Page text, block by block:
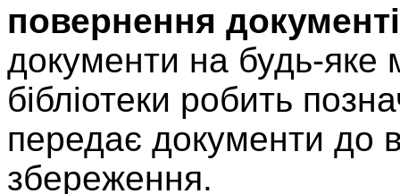
повернення
документи на будь-яке
бібліотеки робить
передає документи до
збереження.